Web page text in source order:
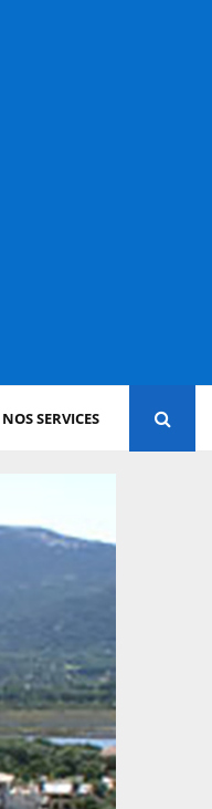
NOS SERVICES